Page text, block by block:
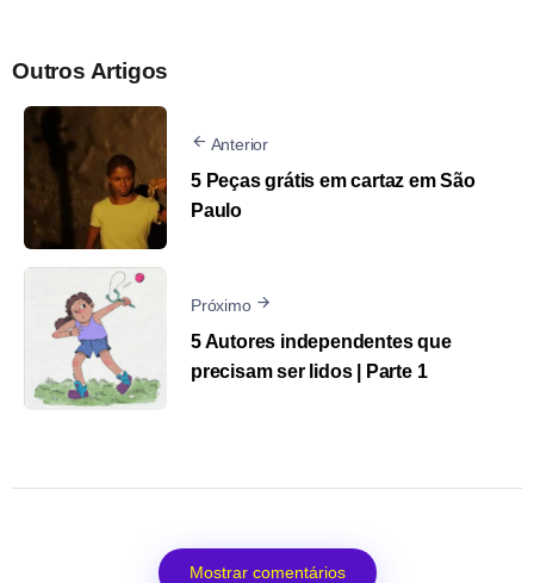
Outros Artigos
Anterior
5 Peças grátis em cartaz em São
Paulo
Próximo
5 Autores independentes que
precisam ser lidos | Parte 1
Mostrar comentários